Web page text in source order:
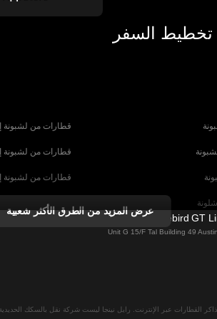
تخطيط السفر
قطارات من لشبونة
قطارات من لشبونة
قطارات من لشبونة
قطارات من
قطارات من فيينا
عرض المزيد من الطرق الأكثر شعبية
Firebird GT
Unit G 15/F Tal Building 49
القطارات عبر الإنترنت. رايل نينجا ليست شركة نقل بالسكك